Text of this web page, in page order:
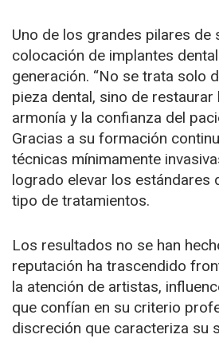
Uno de los grandes pilares de
colocación de implantes
generación. “No se trata solo
pieza dental, sino de restaurar
armonía y la confianza del
Gracias a su formación
técnicas mínimamente
logrado elevar los estándares
tipo de tratamientos.
Los resultados no se han
reputación ha trascendido
la atención de artistas,
que confían en su criterio
discreción que caracteriza su